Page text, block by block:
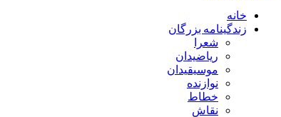
خانه
زندگینامه بزرگان
شعرا
ریاضیدان
موسیقیدان
نوازنده
خطاط
نقاش